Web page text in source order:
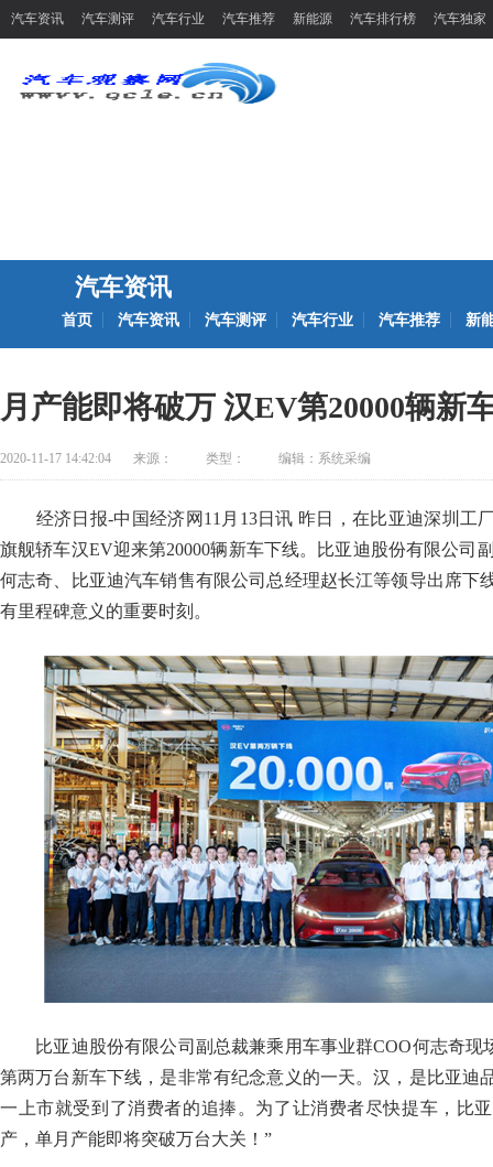
汽车资讯 汽车测评 汽车行业 汽车推荐 新能源 汽车排行榜 汽车独家
汽车资讯
首页 汽车资讯 汽车测评 汽车行业 汽车推荐 新
月产能即将破万 汉EV第20000辆新
2020-11-17 14:42:04 来源： 类型： 编辑：系统采编
经济日报-中国经济网11月13日讯 昨日，在比亚迪深圳工
旗舰轿车汉EV迎来第20000辆新车下线。比亚迪股份有限公司
何志奇、比亚迪汽车销售有限公司总经理赵长江等领导出席下
有里程碑意义的重要时刻。
比亚迪股份有限公司副总裁兼乘用车事业群COO何志奇现
第两万台新车下线，是非常有纪念意义的一天。汉，是比亚迪
一上市就受到了消费者的追捧。为了让消费者尽快提车，比
产，单月产能即将突破万台大关！”